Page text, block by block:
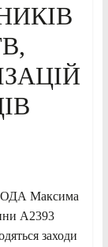
ОДА Максима
А2393
заходи